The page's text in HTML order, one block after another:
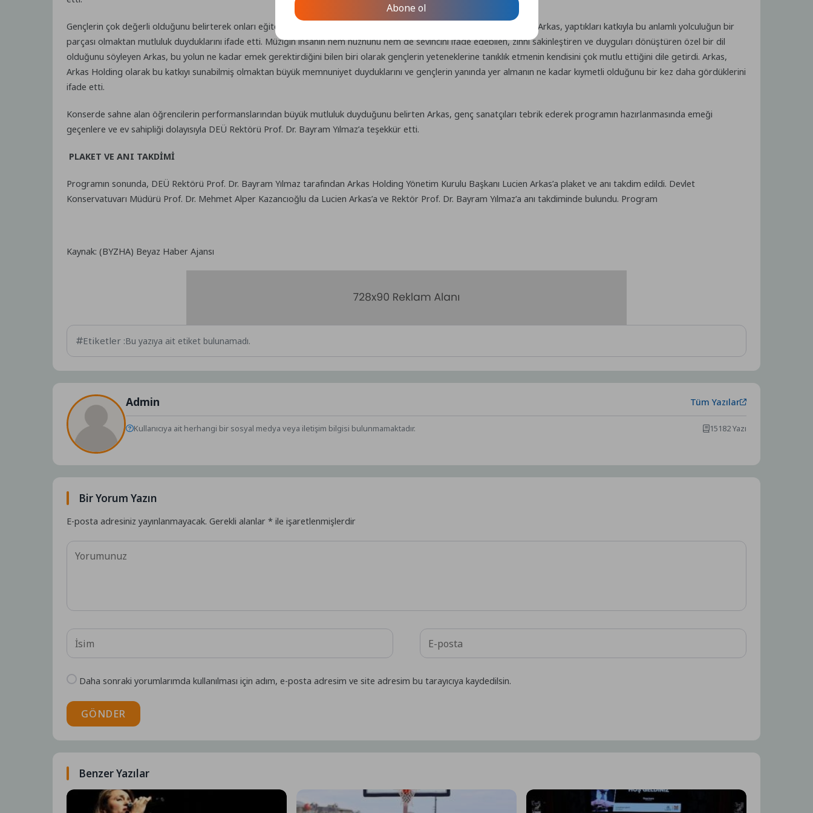
Gençlerin çok değerli olduğunu belirterek onları eğiten, yetiştiren ve sanata yönlendiren herkesi gönülden tebrik eden Arkas, yaptıkları katkıyla bu anlamlı yolculuğun bir
parçası olmaktan mutluluk duyduklarını ifade etti. Müziğin insanın hem hüznünü hem de sevincini ifade edebilen, zihni sakinleştiren ve duyguları dönüştüren özel bir dil
olduğunu söyleyen Arkas, bu yolun ne kadar emek gerektirdiğini bilen biri olarak gençlerin yeteneklerine tanıklık etmenin kendisini çok mutlu ettiğini dile getirdi. Arkas,
Arkas Holding olarak bu katkıyı sunabilmiş olmaktan büyük memnuniyet duyduklarını ve gençlerin yanında yer almanın ne kadar kıymetli olduğunu bir kez daha gördüklerini
ifade etti.
Konserde sahne alan öğrencilerin performanslarından büyük mutluluk duyduğunu belirten Arkas, genç sanatçıları tebrik ederek programın hazırlanmasında emeği
geçenlere ve ev sahipliği dolayısıyla DEÜ Rektörü Prof. Dr. Bayram Yılmaz’a teşekkür etti.
PLAKET VE ANI TAKDİMİ
Programın sonunda, DEÜ Rektörü Prof. Dr. Bayram Yılmaz tarafından Arkas Holding Yönetim Kurulu Başkanı Lucien Arkas’a plaket ve anı takdim edildi. Devlet
Konservatuvarı Müdürü Prof. Dr. Mehmet Alper Kazancıoğlu da Lucien Arkas’a ve Rektör Prof. Dr. Bayram Yılmaz’a anı takdiminde bulundu. Program
Kaynak: (BYZHA) Beyaz Haber Ajansı
Etiketler :Bu yazıya ait etiket bulunamadı.
Admin Tüm Yazılar
Kullanıcıya ait herhangi bir sosyal medya veya iletişim bilgisi bulunmamaktadır. 15182 Yazı
Bir Yorum Yazın
E-posta adresiniz yayınlanmayacak. Gerekli alanlar* ile işaretlenmişlerdir
Daha sonraki yorumlarımda kullanılması için adım, e-posta adresim ve site adresim bu tarayıcıya kaydedilsin.
GÖNDER
Benzer Yazılar
Abone ol